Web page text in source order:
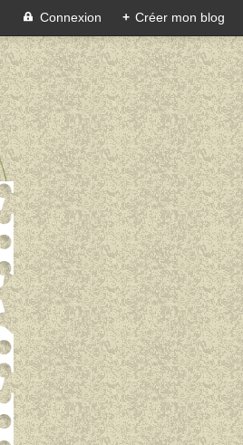
Connexion + Créer mon blog